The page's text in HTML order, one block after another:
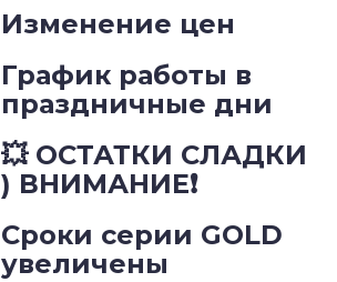
Изменение цен
График работы в
праздничные дни
💥 ОСТАТКИ СЛАДКИ
) ВНИМАНИЕ❗
Сроки серии GOLD
увеличены